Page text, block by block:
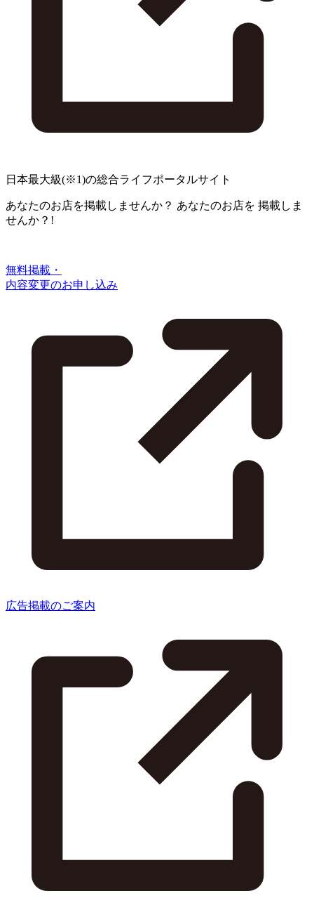
日本最大級(※1)の総合ライフポータルサイト
あなたのお店を掲載しませんか？ あなたのお店を 掲載しま
せんか？!
無料掲載・
内容変更のお申し込み
広告掲載のご案内